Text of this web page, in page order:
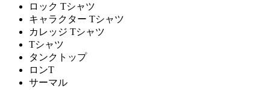
ロック Tシャツ
キャラクター Tシャツ
カレッジ Tシャツ
Tシャツ
タンクトップ
ロンT
サーマル